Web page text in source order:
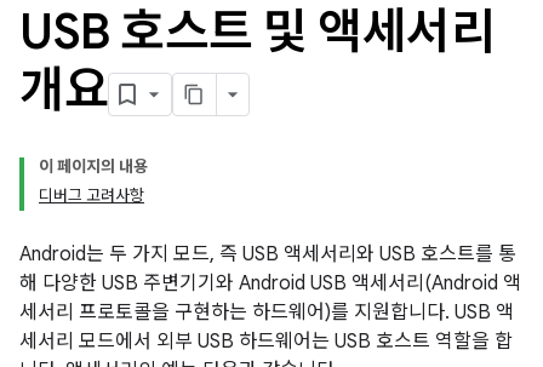
USB 호스트 및 액세서리
개요
이 페이지의 내용
디버그 고려사항
Android는 두 가지 모드, 즉 USB 액세서리와 USB 호스트를 통
해 다양한 USB 주변기기와 Android USB 액세서리(Android 액
세서리 프로토콜을 구현하는 하드웨어)를 지원합니다. USB 액
세서리 모드에서 외부 USB 하드웨어는 USB 호스트 역할을 합